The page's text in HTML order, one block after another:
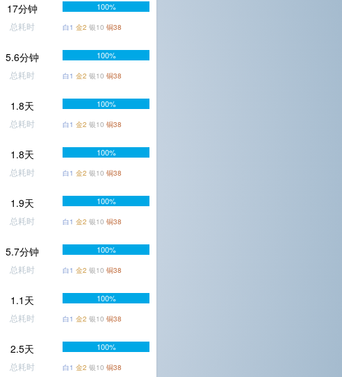
17分钟
总耗时
100%
白1 金2 银10 铜38
5.6分钟
总耗时
100%
白1 金2 银10 铜38
1.8天
总耗时
100%
白1 金2 银10 铜38
1.8天
总耗时
100%
白1 金2 银10 铜38
1.9天
总耗时
100%
白1 金2 银10 铜38
5.7分钟
总耗时
100%
白1 金2 银10 铜38
1.1天
总耗时
100%
白1 金2 银10 铜38
2.5天
总耗时
100%
白1 金2 银10 铜38